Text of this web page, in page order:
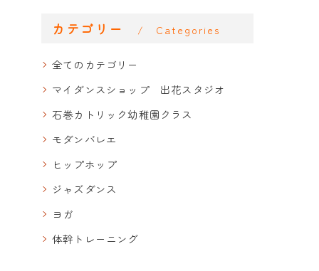
カテゴリー Categories
全てのカテゴリー
マイダンスショップ 出花スタジオ
石巻カトリック幼稚園クラス
モダンバレエ
ヒップホップ
ジャズダンス
ヨガ
体幹トレーニング